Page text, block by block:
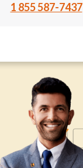
1 855 587-7437